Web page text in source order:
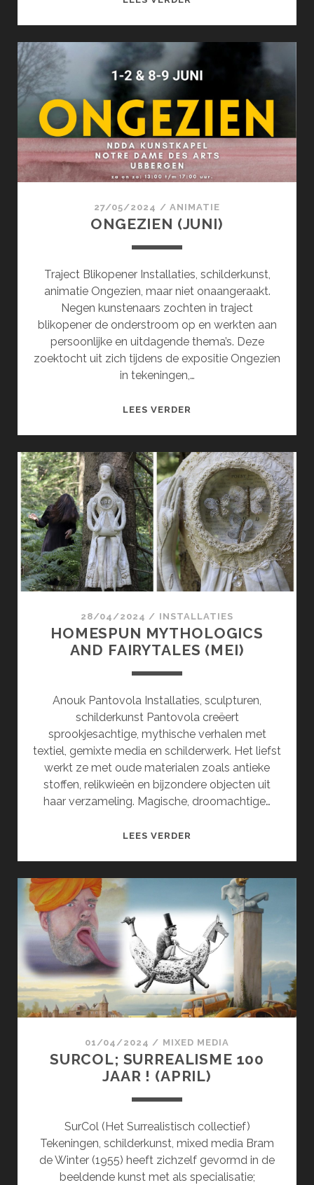
27/05/2024 / ANIMATIE
ONGEZIEN (JUNI)
Traject Blikopener Installaties, schilderkunst,
animatie Ongezien, maar niet onaangeraakt.
Negen kunstenaars zochten in traject
blikopener de onderstroom op en werkten aan
persoonlijke en uitdagende thema’s. Deze
zoektocht uit zich tijdens de expositie Ongezien
in tekeningen,…
LEES VERDER
28/04/2024 / INSTALLATIES
HOMESPUN MYTHOLOGICS
AND FAIRYTALES (MEI)
Anouk Pantovola Installaties, sculpturen,
schilderkunst Pantovola creëert
sprookjesachtige, mythische verhalen met
textiel, gemixte media en schilderwerk. Het liefst
werkt ze met oude materialen zoals antieke
stoffen, relikwieën en bijzondere objecten uit
haar verzameling. Magische, droomachtige…
LEES VERDER
FAIRYTALES
01/04/2024 / MIXED MEDIA
SURCOL; SURREALISME 100
JAAR ! (APRIL)
SurCol (Het Surrealistisch collectief)
Tekeningen, schilderkunst, mixed media Bram
de Winter (1955) heeft zichzelf gevormd in de
beeldende kunst met als specialisatie;